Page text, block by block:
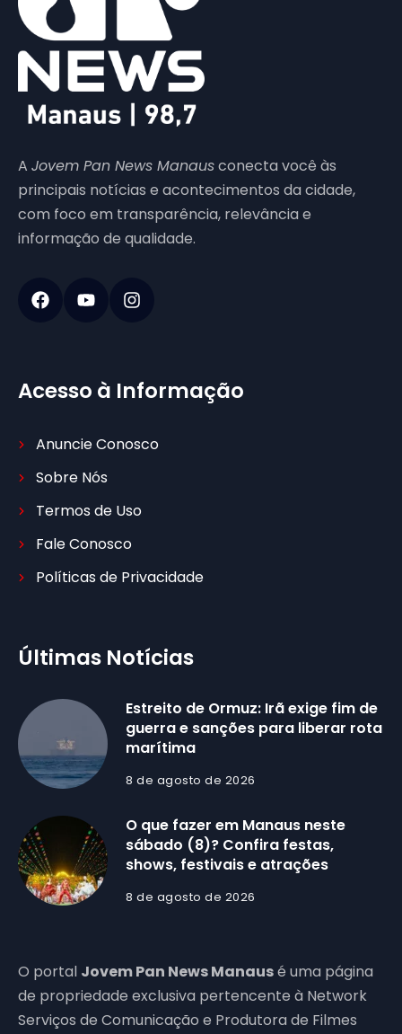
A Jovem Pan News Manausconecta você às
principais notícias e acontecimentos da cidade,
com foco em transparência, relevância e
informação de qualidade.
Acesso à Informação
Anuncie Conosco
Sobre Nós
Termos de Uso
Fale Conosco
Políticas de Privacidade
Últimas Notícias
Estreito de Ormuz: Irã exige fim de
guerra e sanções para liberar rota
marítima
8 de agosto de 2026
O que fazer em Manaus neste
sábado (8)? Confira festas,
shows, festivais e atrações
8 de agosto de 2026
O portal Jovem Pan News Manausé uma página
de propriedade exclusiva pertencente à Network
Serviços de Comunicação e Produtora de Filmes